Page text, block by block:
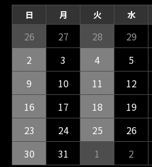
日 月 火 水
26 27 28 29
2
3 4 5
9
10 11 12
16
17 18 19
23
24 25 26
30
31 1 2